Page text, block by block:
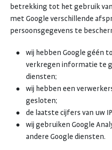
betrekking tot het gebruik
met Google verschillende
persoonsgegevens te
wij hebben Google géén
verkregen informatie te
diensten;
wij hebben een
gesloten;
de laatste cijfers van uw
wij gebruiken Google
andere Google diensten.